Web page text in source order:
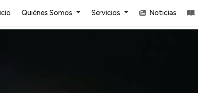
Quiénes Somos Servicios Noticias